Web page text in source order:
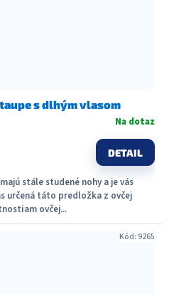
s dlhým vlasom
Na dotaz
DETAIL
stále studené nohy a je vás
určená táto predložka z ovčej
ovčej...
Kód:9265